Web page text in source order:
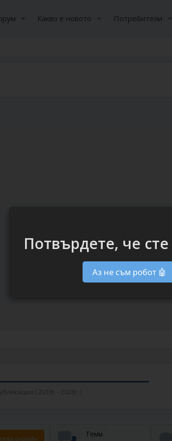
Какво е новото Потребители
Потвърдете, че
Аз не съм робот 🤖
( 2010г. - 2026г. )
онлайн
Теми